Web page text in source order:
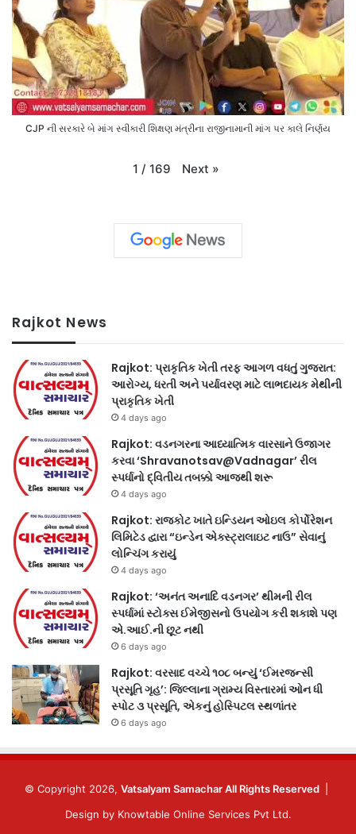
CJP ની સરકારે બે માંગ સ્વીકારી શિક્ષણ મંત્રીના રાજીનામાની માંગ પર કાલે નિર્ણય
1 / 169 Next »
Rajkot News
Rajkot: પ્રાકૃતિક ખેતી તરફ આગળ વધતું ગુજરાત:
આરોગ્ય, ધરતી અને પર્યાવરણ માટે લાભદાયક મેથીની
પ્રાકૃતિક ખેતી
4 days ago
Rajkot: વડનગરના આધ્યાત્મિક વારસાને ઉજાગર
કરવા ‘Shravanotsav@Vadnagar’ રીલ
સ્પર્ધાનો દ્વિતીય તબક્કો આજથી શરૂ
4 days ago
Rajkot: રાજકોટ ખાતે ઇન્ડિયન ઓઇલ કોર્પોરેશન
લિમિટેડ દ્વારા “ઇન્ડેન એક્સ્ટ્રાલાઇટ નાઉ” સેવાનું
લોન્ચિંગ કરાયું
4 days ago
Rajkot: ‘અનંત અનાદિ વડનગર’ થીમની રીલ
સ્પર્ધામાં સ્ટોક્સ ઈમેજીસનો ઉપયોગ કરી શકાશે પણ
એ.આઈ.ની છૂટ નથી
6 days ago
Rajkot: વરસાદ વચ્ચે ૧૦૮ બન્યું ‘ઈમરજન્સી
પ્રસૂતિ ગૃહ’: જિલ્લાના ગ્રામ્ય વિસ્તારમાં ઓન ધી
સ્પોટ ૩ પ્રસૂતિ, એકનું હોસ્પિટલ સ્થળાંતર
6 days ago
© Copyright 2026, Vatsalyam Samachar All Rights Reserved
Design by Knowtable Online Services Pvt Ltd.